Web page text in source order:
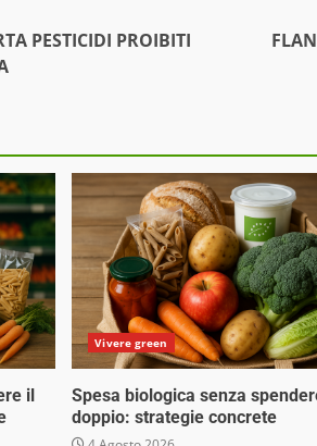
PESTICIDI PROIBITI
il
Vivere green
Spesa biologica senza
doppio: strategie concrete